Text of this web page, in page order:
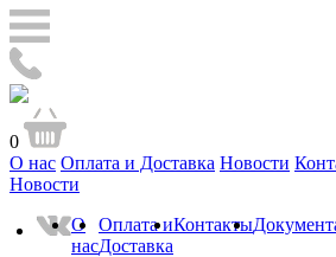
0
О нас Оплата и Доставка Новости
Новости
О
нас
Оплата и
Доставка
Контакты